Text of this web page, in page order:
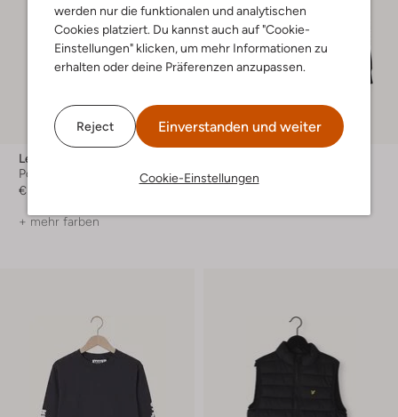
werden nur die funktionalen und analytischen
Cookies platziert. Du kannst auch auf "Cookie-
Einstellungen" klicken, um mehr Informationen zu
erhalten oder deine Präferenzen anzupassen.
Reject Einverstanden und weiter
Cookie-Einstellungen
Les Deux
Polo-Shirt
€ 78,99
+ mehr farben
Sweatshirt